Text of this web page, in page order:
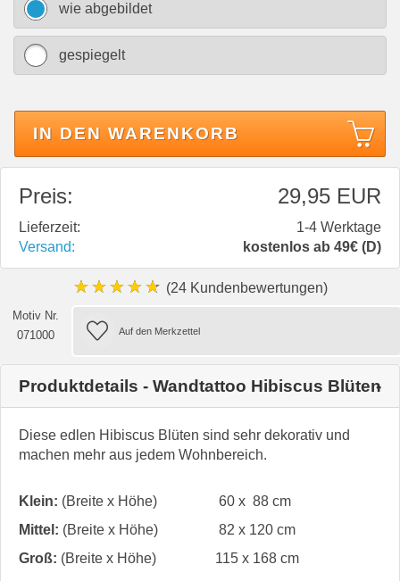
wie abgebildet
gespiegelt
IN DEN WARENKORB
Preis: 29,95 EUR
Lieferzeit:
1-4 Werktage
Versand:
kostenlos ab 49€ (D)
★★★★★ (24 Kundenbewertungen)
Motiv Nr.
071000
Produktdetails - Wandtattoo Hibiscus Blüten
Diese edlen Hibiscus Blüten sind sehr dekorativ und
machen mehr aus jedem Wohnbereich.
Klein: (Breite x Höhe)
60 x 88 cm
Mittel: (Breite x Höhe)
82 x 120 cm
Groß: (Breite x Höhe) 115 x 168 cm